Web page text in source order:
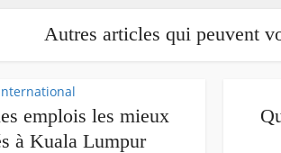
Autres articles qui peuvent
emplois les mieux
à Kuala Lumpur